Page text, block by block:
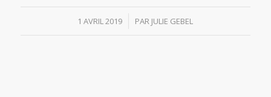
1 AVRIL 2019
/ PAR JULIE GEBEL